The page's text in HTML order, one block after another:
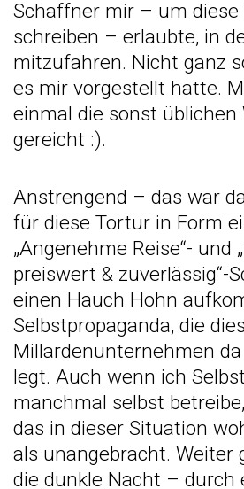
Schaffner mir – um diese
schreiben – erlaubte, in
mitzufahren. Nicht ganz
es mir vorgestellt hatte.
einmal die sonst üblichen
gereicht :).
Anstrengend – das war
für diese Tortur in Form
„Angenehme Reise“- und
preiswert & zuverlässig“-
einen Hauch Hohn
Selbstpropaganda, die
Millardenunternehmen da
legt. Auch wenn ich
manchmal selbst
das in dieser Situation
als unangebracht. Weiter
die dunkle Nacht – durch